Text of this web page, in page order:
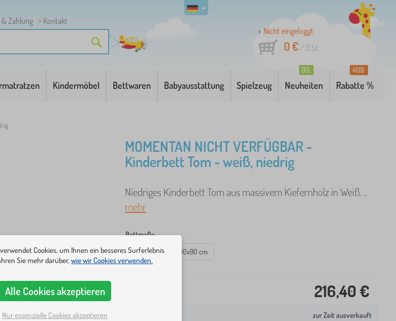
Zahlung
Kontakt
Nicht eingeloggt
0 €/ 0 St
Kindermöbel Bettwaren Babyausstattung Spielzeug Neuheiten
99
Rabatte %
409
MOMENTAN NICHT VERFÜGBAR -
Kinderbett Tom - weiß, niedrig
Niedriges Kinderbett Tom aus massivem Kiefernholz in Weiß. ..
mehr
Bettmaße
160x80 cm
200x90 cm
216,40 €
zur Zeit ausverkauft
Cookies, um Ihnen ein besseres Surferlebnis
Sie mehr darüber, wie wir Cookies verwenden.
Alle Cookies akzeptieren
Nur essenzielle Cookies akzeptieren